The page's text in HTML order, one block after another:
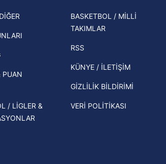
Kanunu uyarınca hazırlanmış
çerezlerle ilgili bilgi almak için lütfentıklayınız
İspanya-Arjantin finalinin ardından
Beşiktaş'ın UEFA Avrupa Ligi'nde 3.
Eleme Turu muhtemel rakipleri belli
PUAN
/ LİGLER &
BASKETBOL / MİLLİ
TAKIMLAR
RSS
KÜNYE / İLETİŞİM
GİZLİLİK BİLDİRİMİ
VERİ POLİTİKASI